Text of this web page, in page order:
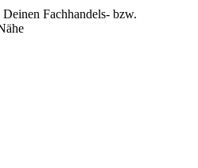
Fachhandels- bzw.